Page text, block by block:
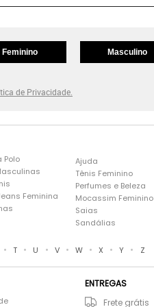
Feminino Masculino
de Privacidade.
Polo
Feminina
Ajuda
Tênis Feminino
Perfumes e Beleza
Mocassim Feminino
Saias
Sandálias
• T • U • V • W • X • Y • Z
ENTREGAS
Frete grátis